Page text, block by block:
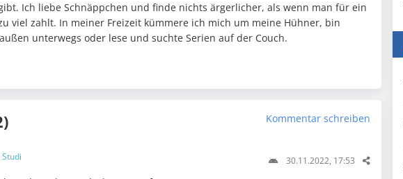
Ich liebe Schnäppchen und finde nichts ärgerlicher, als wenn man für ein
viel zahlt. In meiner Freizeit kümmere ich mich um meine Hühner, bin
unterwegs oder lese und suchte Serien auf der Couch.
Kommentar schreiben
Studi 30.11.2022, 17:53